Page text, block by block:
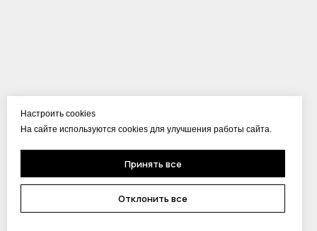
Настроить cookies
На сайте используются cookies для улучшения работы сайта.
Принять все
Отклонить все